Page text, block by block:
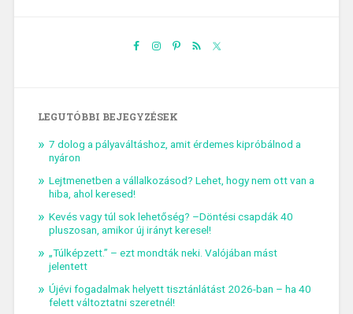
LEGUTÓBBI BEJEGYZÉSEK
7 dolog a pályaváltáshoz, amit érdemes kipróbálnod a
nyáron
Lejtmenetben a vállalkozásod? Lehet, hogy nem ott van a
hiba, ahol keresed!
Kevés vagy túl sok lehetőség? –Döntési csapdák 40
pluszosan, amikor új irányt keresel!
„Túlképzett.” – ezt mondták neki. Valójában mást
jelentett
Újévi fogadalmak helyett tisztánlátást 2026-ban – ha 40
felett változtatni szeretnél!